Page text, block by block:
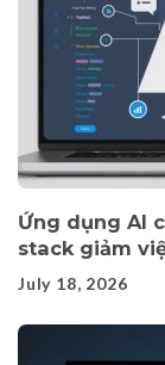
Ứng dụng AI
stack giảm
July 18, 2026